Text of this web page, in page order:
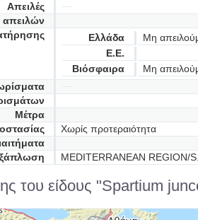
Απειλές
απειλών
Ελλάδα
Μη
Ε.Ε.
Βιόσφαιρα
Μη
Μέτρα
Χωρίς προτεραιότητα
MEDITERRANEAN REGION/
του είδους "Spartium